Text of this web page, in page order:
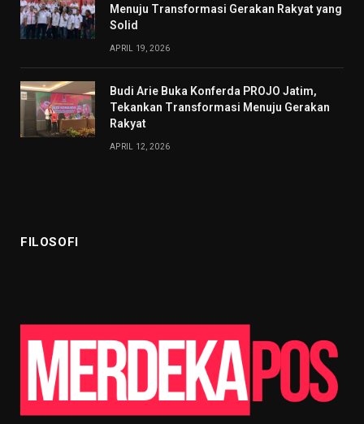
Menuju Transformasi Gerakan Rakyat yang
Solid
APRIL 19, 2026
Budi Arie Buka Konferda PROJO Jatim,
Tekankan Transformasi Menuju Gerakan
Rakyat
APRIL 12, 2026
FILOSOFI